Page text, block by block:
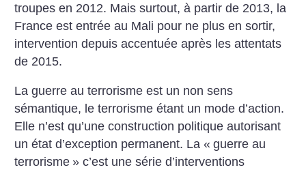
troupes en 2012. Mais surtout, à partir de 2013, la
France est entrée au Mali pour ne plus en sortir,
intervention depuis accentuée après les attentats
de 2015.
La guerre au terrorisme est un non sens
sémantique, le terrorisme étant un mode d’action.
Elle n’est qu’une construction politique autorisant
un état d’exception permanent. La « guerre au
terrorisme » c’est une série d’interventions